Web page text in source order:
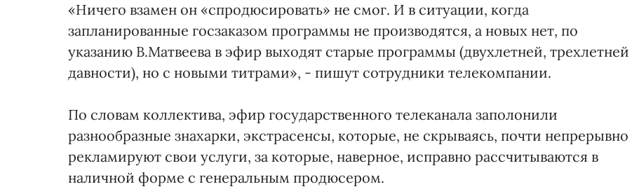
«Ничего взамен он «спродюсировать» не смог. И в ситуации, когда
запланированные госзаказом программы не производятся, а новых нет, по
указанию В.Матвеева в эфир выходят старые программы (двухлетней, трехлетней
давности), но с новыми титрами», - пишут сотрудники телекомпании.
По словам коллектива, эфир государственного телеканала заполонили
разнообразные знахарки, экстрасенсы, которые, не скрываясь, почти непрерывно
рекламируют свои услуги, за которые, наверное, исправно рассчитываются в
наличной форме с генеральным продюсером.